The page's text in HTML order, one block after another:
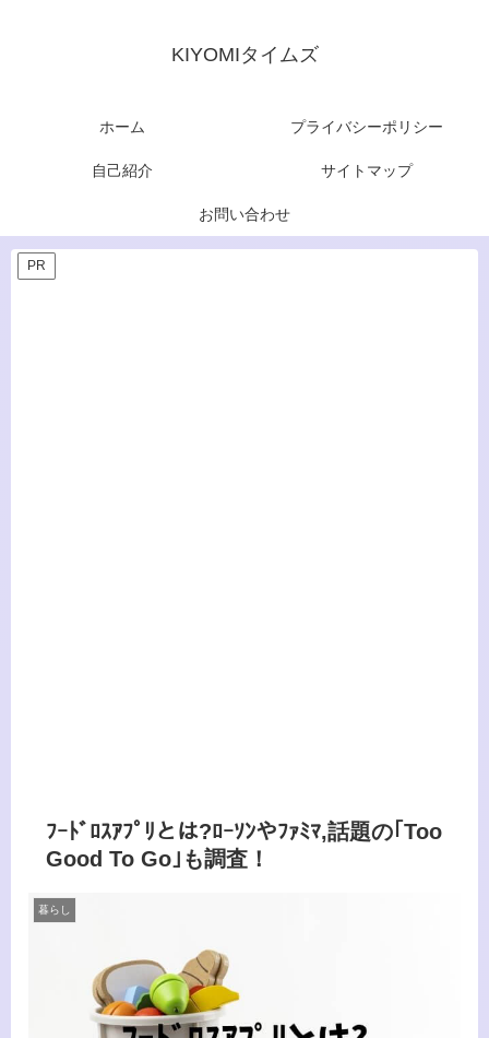
KIYOMIタイムズ
ホーム プライバシーポリシー
自己紹介 サイトマップ
お問い合わせ
PR
ﾌｰﾄﾞﾛｽｱﾌﾟﾘとは?ﾛｰｿﾝやﾌｧﾐﾏ,話題の｢Too
Good To Go｣も調査！
暮らし